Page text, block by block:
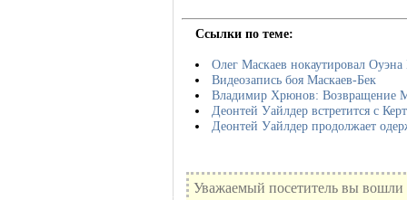
Ссылки по теме:
Олег Маскаев нокаутировал Оуэна
Видеозапись боя Маскаев-Бек
Владимир Хрюнов: Возвращение
Деонтей Уайлдер встретится с
Деонтей Уайлдер продолжает
Уважаемый посетитель вы вошли